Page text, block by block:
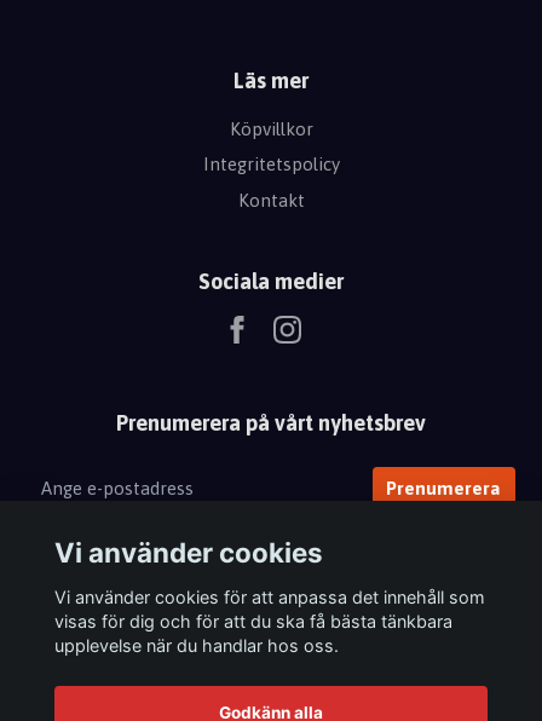
Läs mer
Köpvillkor
Integritetspolicy
Kontakt
Sociala medier
Prenumerera på vårt nyhetsbrev
Prenumerera
Vi använder cookies
Vi använder cookies för att anpassa det innehåll som
visas för dig och för att du ska få bästa tänkbara
upplevelse när du handlar hos oss.
Godkänn alla